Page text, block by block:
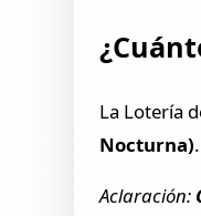
La Lotería
Nocturna).
Aclaración: